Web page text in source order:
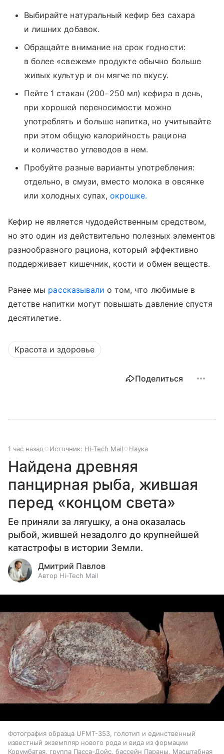
Выбирайте натуральный кефир без сахара
и лишних добавок.
Обращайте внимание на срок годности:
в более «свежем» продукте обычно больше
живых культур и он мягче по вкусу.
Пейте 1 стакан (200−250 мл) кефира в день,
при хорошей переносимости можно
употреблять и больше напитка, но учитывайте
при этом общую калорийность рациона
и количество углеводов в нем.
Пробуйте разные варианты употребления:
отдельно, в смузи, вместо молока в овсянке
или холодных супах, окрошке.
Кефир не является чудодейственным средством,
но это один из действительно полезных элементов
разнообразного рациона, который эффективно
поддерживает кишечник, кости и обмен веществ.
Ранее мы рассказывали о том, что любимые в
детстве напитки могут повышать давление спустя
десятилетие.
Красота и здоровье
Поделиться
1 час назад Источник: Hi-Tech Mail Наука
Найдена древняя
панцирная рыба, жившая
перед «концом света»
Ее приняли за лягушку, а она оказалась
рыбой, жившей незадолго до крупнейшей
катастрофы в истории Земли.
Дмитрий Павлов
Автор Hi-Tech Mail
Фотография образца UFMT-353, голотип и единственный
известный экземпляр нового рода и вида из формации
Корумбатая, группа Пасса-Дойс, бассейн Параны. Масштабная